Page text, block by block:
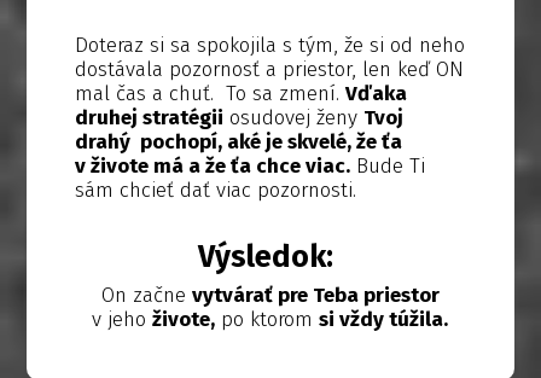
Doteraz si sa spokojila s tým, že si od neho
dostávala pozornosť a priestor, len keď ON
mal čas a chuť. To sa zmení. Vďaka
druhej stratégii osudovej ženy Tvoj
drahý pochopí, aké je skvelé, že ťa
v živote má a že ťa chce viac.Bude Ti
sám chcieť dať viac pozornosti.
Výsledok:
On začne vytvárať pre Teba priestor
v jehoživote, po ktoromsi vždy túžila.